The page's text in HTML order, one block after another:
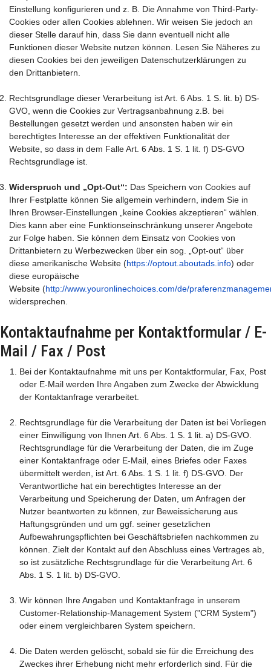
Einstellung konfigurieren und z. B. Die Annahme von Third-Party-
Cookies oder allen Cookies ablehnen. Wir weisen Sie jedoch an
dieser Stelle darauf hin, dass Sie dann eventuell nicht alle
Funktionen dieser Website nutzen können. Lesen Sie Näheres zu
diesen Cookies bei den jeweiligen Datenschutzerklärungen zu
den Drittanbietern.
Rechtsgrundlage dieser Verarbeitung ist Art. 6 Abs. 1 S. lit. b) DS-
GVO, wenn die Cookies zur Vertragsanbahnung z.B. bei
Bestellungen gesetzt werden und ansonsten haben wir ein
berechtigtes Interesse an der effektiven Funktionalität der
Website, so dass in dem Falle Art. 6 Abs. 1 S. 1 lit. f) DS-GVO
Rechtsgrundlage ist.
Widerspruch und „Opt-Out“: Das Speichern von Cookies auf
Ihrer Festplatte können Sie allgemein verhindern, indem Sie in
Ihren Browser-Einstellungen „keine Cookies akzeptieren“ wählen.
Dies kann aber eine Funktionseinschränkung unserer Angebote
zur Folge haben. Sie können dem Einsatz von Cookies von
Drittanbietern zu Werbezwecken über ein sog. „Opt-out“ über
diese amerikanische Website (https://optout.aboutads.info) oder
diese europäische
Website (http://www.youronlinechoices.com/de/
widersprechen.
Kontaktaufnahme per Kontaktformular / E-
Mail / Fax / Post
Bei der Kontaktaufnahme mit uns per Kontaktformular, Fax, Post
oder E-Mail werden Ihre Angaben zum Zwecke der Abwicklung
der Kontaktanfrage verarbeitet.
Rechtsgrundlage für die Verarbeitung der Daten ist bei Vorliegen
einer Einwilligung von Ihnen Art. 6 Abs. 1 S. 1 lit. a) DS-GVO.
Rechtsgrundlage für die Verarbeitung der Daten, die im Zuge
einer Kontaktanfrage oder E-Mail, eines Briefes oder Faxes
übermittelt werden, ist Art. 6 Abs. 1 S. 1 lit. f) DS-GVO. Der
Verantwortliche hat ein berechtigtes Interesse an der
Verarbeitung und Speicherung der Daten, um Anfragen der
Nutzer beantworten zu können, zur Beweissicherung aus
Haftungsgründen und um ggf. seiner gesetzlichen
Aufbewahrungspflichten bei Geschäftsbriefen nachkommen zu
können. Zielt der Kontakt auf den Abschluss eines Vertrages ab,
so ist zusätzliche Rechtsgrundlage für die Verarbeitung Art. 6
Abs. 1 S. 1 lit. b) DS-GVO.
Wir können Ihre Angaben und Kontaktanfrage in unserem
Customer-Relationship-Management System ("CRM System")
oder einem vergleichbaren System speichern.
Die Daten werden gelöscht, sobald sie für die Erreichung des
Zweckes ihrer Erhebung nicht mehr erforderlich sind. Für die